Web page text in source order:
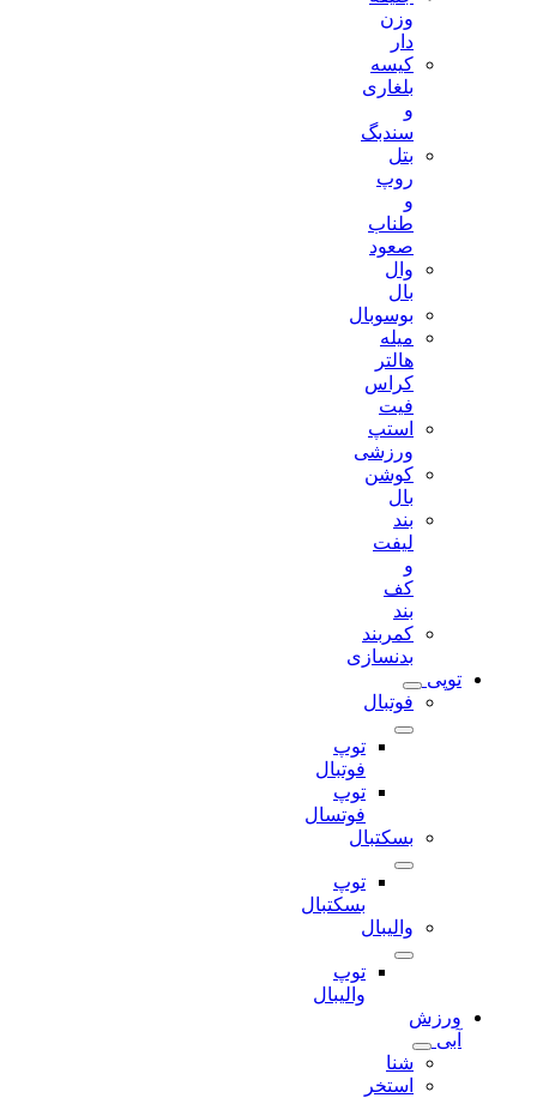
کیسه
بلغاری
سندبگ
بتل
وال
بوسوبال
میله
کراس
استپ
ورزشی
کوشن
کمربند
بدنسازی
توپی
فوتبال
توپ
فوتبال
توپ
فوتسال
بسکتبال
توپ
بسکتبال
والیبال
توپ
والیبال
ورزش
شنا
استخر